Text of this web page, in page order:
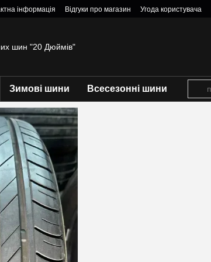
інформація Відгуки про магазин Угода користувача
шин "20 Дюймів"
Зимові шини Всесезонні шини